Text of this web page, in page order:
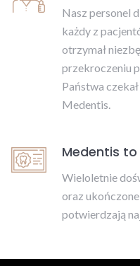
Nasz personel
każdy z
otrzymał
przekroczeniu
Państwa
Medentis.
Medentis
Wieloletnie
oraz
potwierdzają